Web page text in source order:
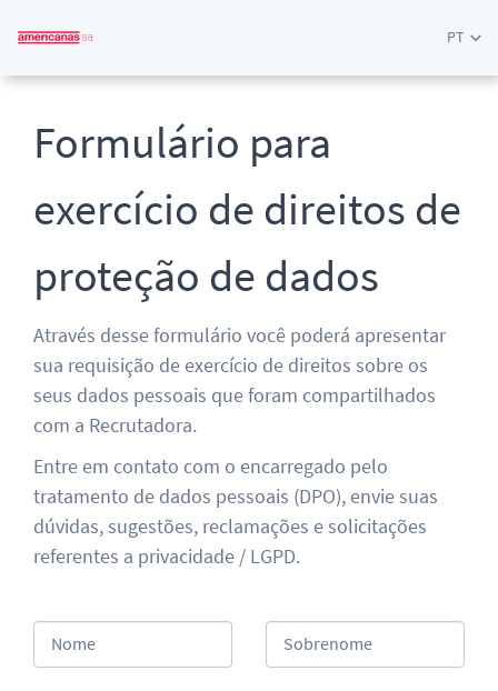
PT
Formulário para
exercício de direitos de
proteção de dados
Através desse formulário você poderá apresentar
sua requisição de exercício de direitos sobre os
seus dados pessoais que foram compartilhados
com a Recrutadora.
Entre em contato com o encarregado pelo
tratamento de dados pessoais (DPO), envie suas
dúvidas, sugestões, reclamações e solicitações
referentes a privacidade / LGPD.
Nome Sobrenome